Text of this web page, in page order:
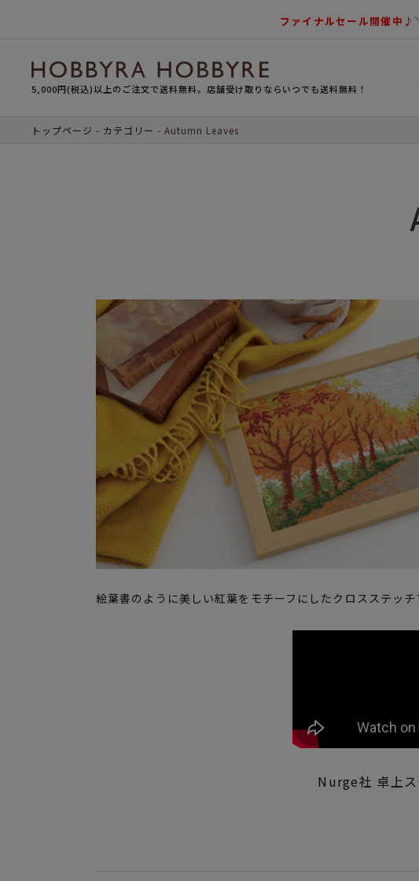
ファイナルセール開催中♪
5,000円(税込)以上のご注文で送料無料。店舗受け取りならいつでも送料無料！
トップページ カテゴリー Autumn Leaves
絵葉書のように美しい紅葉をモチーフにしたクロスステッ
Nurge社 卓上